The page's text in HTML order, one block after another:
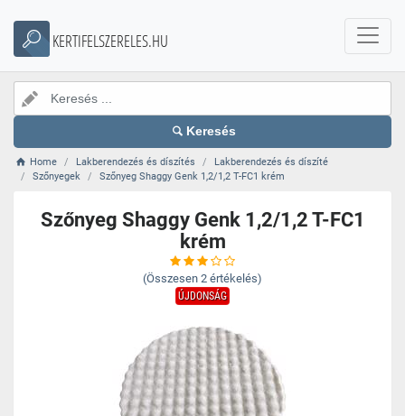
KERTIFELSZERELES.HU
Keresés
Home Lakberendezés és díszítés
Lakberendezés és díszíté
Szőnyegek
Szőnyeg Shaggy Genk 1,2/1,2 T-FC1 krém
Szőnyeg Shaggy Genk 1,2/1,2 T-FC1
krém
(Összesen 2 értékelés)
ÚJDONSÁG